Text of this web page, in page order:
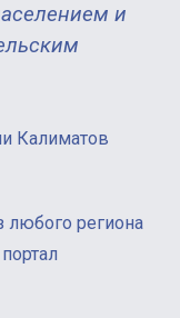
и
Калиматов
любого региона